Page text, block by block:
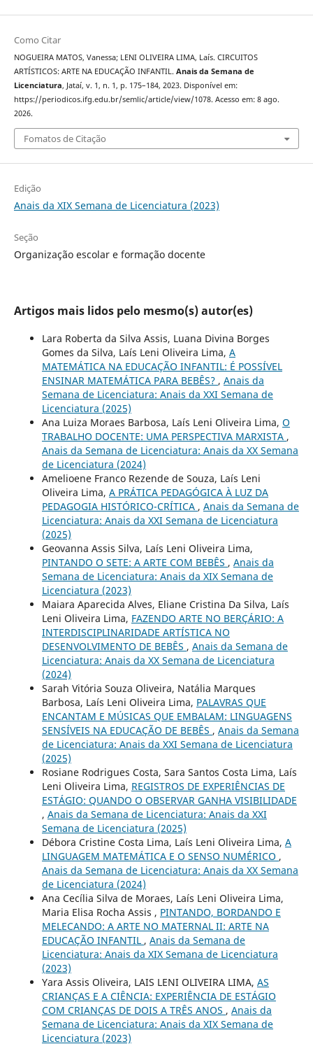
Como Citar
NOGUEIRA MATOS, Vanessa; LENI OLIVEIRA LIMA, Laís. CIRCUITOS
ARTÍSTICOS: ARTE NA EDUCAÇÃO INFANTIL. Anais da Semana de
Licenciatura, Jataí, v. 1, n. 1, p. 175–184, 2023. Disponível em:
https://periodicos.ifg.edu.br/semlic/article/view/1078. Acesso em: 8 ago.
2026.
Fomatos de Citação
Edição
Anais da XIX Semana de Licenciatura (2023)
Seção
Organização escolar e formação docente
Artigos mais lidos pelo mesmo(s) autor(es)
Lara Roberta da Silva Assis, Luana Divina Borges
Gomes da Silva, Laís Leni Oliveira Lima, A
MATEMÁTICA NA EDUCAÇÃO INFANTIL: É POSSÍVEL
ENSINAR MATEMÁTICA PARA BEBÊS? , Anais da
Semana de Licenciatura: Anais da XXI Semana de
Licenciatura (2025)
Ana Luiza Moraes Barbosa, Laís Leni Oliveira Lima, O
TRABALHO DOCENTE: UMA PERSPECTIVA MARXISTA ,
Anais da Semana de Licenciatura: Anais da XX Semana
de Licenciatura (2024)
Amelioene Franco Rezende de Souza, Laís Leni
Oliveira Lima, A PRÁTICA PEDAGÓGICA À LUZ DA
PEDAGOGIA HISTÓRICO-CRÍTICA , Anais da Semana de
Licenciatura: Anais da XXI Semana de Licenciatura
(2025)
Geovanna Assis Silva, Laís Leni Oliveira Lima,
PINTANDO O SETE: A ARTE COM BEBÊS , Anais da
Semana de Licenciatura: Anais da XIX Semana de
Licenciatura (2023)
Maiara Aparecida Alves, Eliane Cristina Da Silva, Laís
Leni Oliveira Lima, FAZENDO ARTE NO BERÇÁRIO: A
INTERDISCIPLINARIDADE ARTÍSTICA NO
DESENVOLVIMENTO DE BEBÊS , Anais da Semana de
Licenciatura: Anais da XX Semana de Licenciatura
(2024)
Sarah Vitória Souza Oliveira, Natália Marques
Barbosa, Laís Leni Oliveira Lima, PALAVRAS QUE
ENCANTAM E MÚSICAS QUE EMBALAM: LINGUAGENS
SENSÍVEIS NA EDUCAÇÃO DE BEBÊS , Anais da Semana
de Licenciatura: Anais da XXI Semana de Licenciatura
(2025)
Rosiane Rodrigues Costa, Sara Santos Costa Lima, Laís
Leni Oliveira Lima, REGISTROS DE EXPERIÊNCIAS DE
ESTÁGIO: QUANDO O OBSERVAR GANHA VISIBILIDADE
, Anais da Semana de Licenciatura: Anais da XXI
Semana de Licenciatura (2025)
Débora Cristine Costa Lima, Laís Leni Oliveira Lima, A
LINGUAGEM MATEMÁTICA E O SENSO NUMÉRICO ,
Anais da Semana de Licenciatura: Anais da XX Semana
de Licenciatura (2024)
Ana Cecília Silva de Moraes, Laís Leni Oliveira Lima,
Maria Elisa Rocha Assis , PINTANDO, BORDANDO E
MELECANDO: A ARTE NO MATERNAL II: ARTE NA
EDUCAÇÃO INFANTIL , Anais da Semana de
Licenciatura: Anais da XIX Semana de Licenciatura
(2023)
Yara Assis Oliveira, LAIS LENI OLIVEIRA LIMA, AS
CRIANÇAS E A CIÊNCIA: EXPERIÊNCIA DE ESTÁGIO
COM CRIANÇAS DE DOIS A TRÊS ANOS , Anais da
Semana de Licenciatura: Anais da XIX Semana de
Licenciatura (2023)